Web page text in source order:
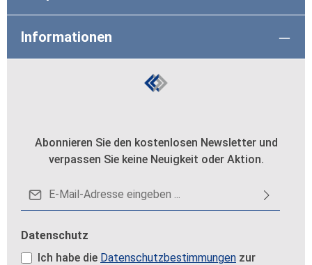
Informationen
Abonnieren Sie den kostenlosen Newsletter und
verpassen Sie keine Neuigkeit oder Aktion.
E-Mail-Adresse*
Datenschutz
Ich habe die Datenschutzbestimmungen zur